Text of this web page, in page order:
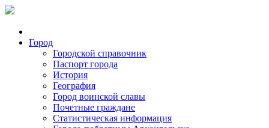
Город
Городской справочник
Паспорт города
История
География
Город воинской славы
Почетные граждане
Статистическая информация